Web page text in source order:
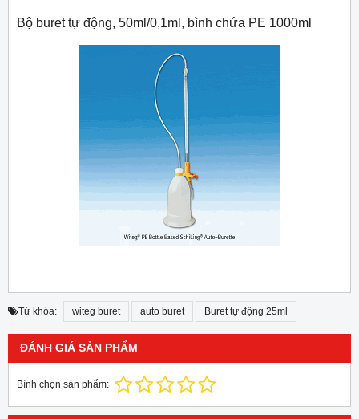
Bộ buret tự động, 50ml/0,1ml, bình chứa PE 1000ml
Từ khóa: witeg buret auto buret Buret tự động 25ml
ĐÁNH GIÁ SẢN PHẨM
Bình chọn sản phẩm: